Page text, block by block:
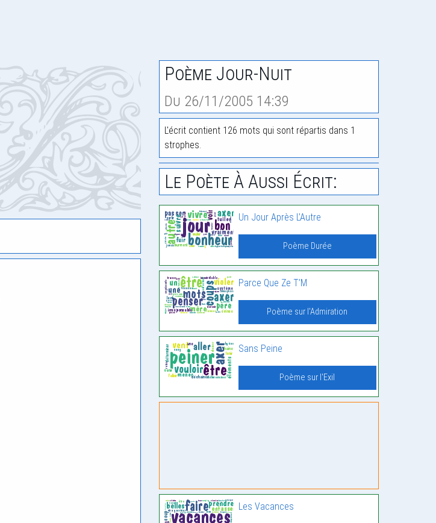
Poème Jour-Nuit
Du 26/11/2005 14:39
L'écrit contient 126 mots qui sont répartis dans 1
strophes.
Le Poète À Aussi Écrit:
Un Jour Après L’Autre
Poème Durée
Parce Que Ze T’M
Poème sur l'Admiration
Sans Peine
Poème sur l'Exil
Les Vacances